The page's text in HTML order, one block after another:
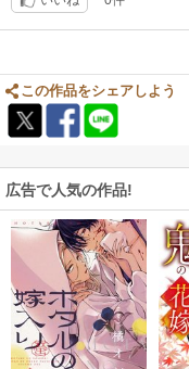
この作品をシェアしよう
広告で人気の作品!